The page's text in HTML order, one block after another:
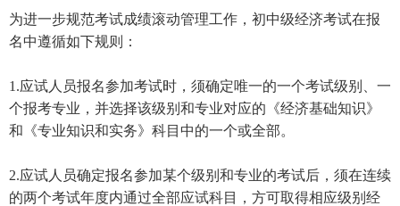
为进一步规范考试成绩滚动管理工作，初中级经济考试在报
名中遵循如下规则：
1.应试人员报名参加考试时，须确定唯一的一个考试级别、一
个报考专业，并选择该级别和专业对应的《经济基础知识》
和《专业知识和实务》科目中的一个或全部。
2.应试人员确定报名参加某个级别和专业的考试后，须在连续
的两个考试年度内通过全部应试科目，方可取得相应级别经